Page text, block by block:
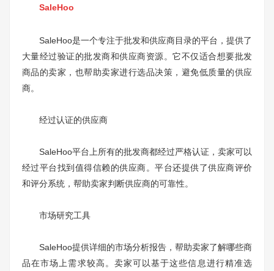
SaleHoo
SaleHoo是一个专注于批发和供应商目录的平台，提供了
大量经过验证的批发商和供应商资源。它不仅适合想要批发
商品的卖家，也帮助卖家进行选品决策，避免低质量的供应
商。
经过认证的供应商
SaleHoo平台上所有的批发商都经过严格认证，卖家可以
经过平台找到值得信赖的供应商。平台还提供了供应商评价
和评分系统，帮助卖家判断供应商的可靠性。
市场研究工具
SaleHoo提供详细的市场分析报告，帮助卖家了解哪些商
品在市场上需求较高。卖家可以基于这些信息进行精准选